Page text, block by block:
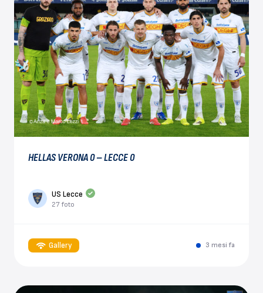
HELLAS VERONA 0 – LECCE 0
US Lecce
27 foto
Gallery 3 mesi fa